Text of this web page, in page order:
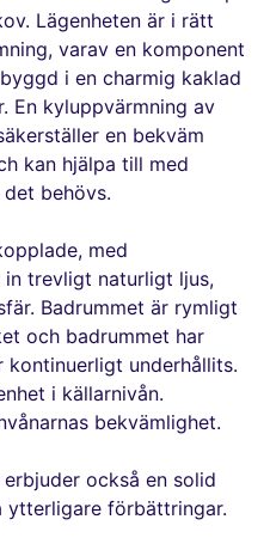
Lägenheten är i rätt
varav en komponent
i en charmig kaklad
En kyluppvärmning av
en bekväm
kan hjälpa till med
behövs.
med
trevligt naturligt ljus,
Badrummet är rymligt
och badrummet har
kontinuerligt underhållits.
i källarnivån.
bekvämlighet.
också en solid
ytterligare förbättringar.